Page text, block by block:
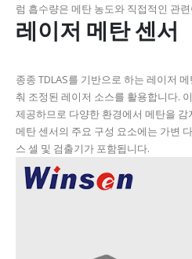
럼 흡수량은 메탄 농도와 직접적인 관
레이저 메탄 센서
종종 TDLAS를 기반으로 하는 레이저
춰 조정된 레이저 소스를 활용합니다.
제공하므로 다양한 환경에서 메탄을
메탄 센서의 주요 구성 요소에는 가변
스 셀 및 검출기가 포함됩니다.